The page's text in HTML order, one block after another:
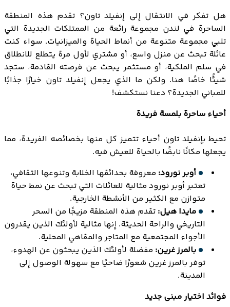
هل تفكر في الانتقال إلى إنفيلد تاون؟ تقدم هذه المنطقة
الساحرة في لندن مجموعة رائعة من الممتلكات الجديدة التي
تلبي مجموعة متنوعة من أنماط الحياة والميزانيات. سواء كنت
عائلة تبحث عن منزل واسع، أو مشتري لأول مرة يتطلع للانطلاق
في سلم الملكية، أو مستثمر يبحث عن فرصته القادمة، ستجد
شيئًا خاصًا هنا. ولكن ما الذي يجعل إنفيلد تاون خيارًا جذابًا
للمباني الجديدة؟ دعنا نستكشف!
أحياء ساحرة بلمسة فريدة
تحيط بإنفيلد تاون أحياء تتميز كل منها بخصائصه الفريدة، مما
يجعلها مكانًا نابضًا بالحياة للعيش فيه.
أوبر نورود: معروفة بحدائقها الخلابة وتنوعها الثقافي،
تعتبر أوبر نورود مثالية للعائلات التي تبحث عن نمط حياة
متوازن مع الكثير من الأنشطة الخارجية.
مايدا هيل: تقدم هذه المنطقة مزيجًا من السحر
التاريخي والراحة الحديثة. إنها مثالية لأولئك الذين يقدرون
الأجواء المجتمعية مع المتاجر والمقاهي المحلية.
بالمرز غرين: مفضلة لأولئك الذين يبحثون عن الهدوء،
توفر بالمرز غرين شعورًا ضاحيًا مع سهولة الوصول إلى
المدينة.
فوائد اختيار مبنى جديد